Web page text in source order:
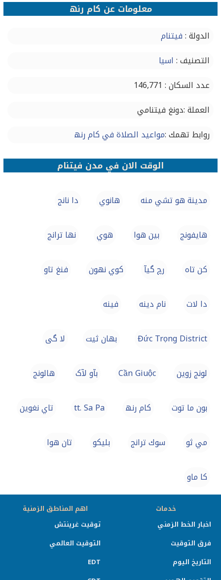
معلومات عن کام رنھ
الدولة :فيتنام
التصنيف : اسيا
عدد السكان : 146,771
العملة :دونغ فيتنامي
روابط تهمك :مواعيد الصلاة في کام رنھ
الوقت الان في مدن فيتنام
مدينة هو تشي منه هانوي دا نانج
هايفونج بين هوا هوي نها ترانج
كن تاه رچ گیآ كوي نهون فنغ تاو
دا لات نام دينه فينه
Đức Trọng District بهان ثيت لا گی
لونج زوين Cần Giuộc بآو لآک هالونج
بون ما توت کام رنھ tt. Sa Pa تاي نغوين
مي ثو سوك ترانج بليكو تان هوا
كا ماو
خدمات
اخبار الخط الزمني
فرق التوقيت
التاريخ اليوم
اهم المناطق الزمنية
توقيت غرينتش
التوقيت العالمي
EDT